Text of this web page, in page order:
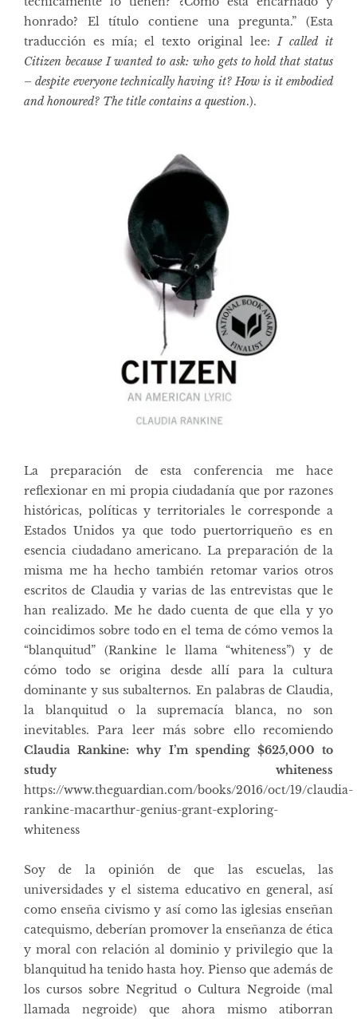
honrado? El título contiene una pregunta.” (Esta
traducción es mía; el texto original lee:I called it
Citizen because I wanted to ask: who gets to hold that status
– despite everyone technically having it? How is it embodied
and honoured? The title contains a question.).
La preparación de esta conferencia me hace
reflexionar en mi propia ciudadanía que por razones
históricas, políticas y territoriales le corresponde a
Estados Unidos ya que todo puertorriqueño es en
esencia ciudadano americano. La preparación de la
misma me ha hecho también retomar varios otros
escritos de Claudia y varias de las entrevistas que le
han realizado. Me he dado cuenta de que ella y yo
coincidimos sobre todo en el tema de cómo vemos la
“blanquitud” (Rankine le llama “whiteness”) y de
cómo todo se origina desde allí para la cultura
dominante y sus subalternos. En palabras de Claudia,
la blanquitud o la supremacía blanca, no son
inevitables. Para leer más sobre ello recomiendo
Claudia Rankine: why I’m spending $625,000 to
study whiteness
https://www.theguardian.com/books/2016/oct/19/claudia-
rankine-macarthur-genius-grant-exploring-
whiteness
Soy de la opinión de que las escuelas, las
universidades y el sistema educativo en general, así
como enseña civismo y así como las iglesias enseñan
catequismo, deberían promover la enseñanza de ética
y moral con relación al dominio y privilegio que la
blanquitud ha tenido hasta hoy. Pienso que además de
los cursos sobre Negritud o Cultura Negroide (mal
llamada negroide) que ahora mismo atiborran